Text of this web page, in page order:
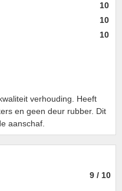
10
10
10
verhouding. Heeft
en geen deur rubber. Dit
aanschaf.
9 / 10